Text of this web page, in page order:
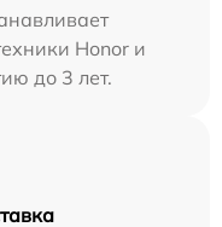
Honor и
до 3 лет.